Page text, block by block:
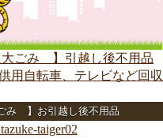
ごみ 】引越し後不用品
用自転車、テレビなど回収
】お引越し後不用品
taiger02